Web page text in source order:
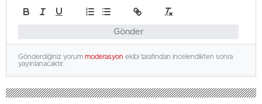
Gönder
Gönderdiğiniz yorum moderasyon ekibi tarafından incelendikten sonra
yayınlanacaktır.